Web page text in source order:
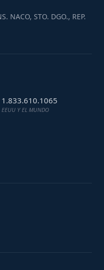
NACO, STO. DGO., REP.
1.833.610.1065
EEUU Y EL MUNDO